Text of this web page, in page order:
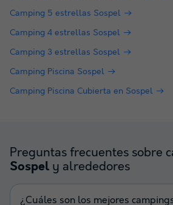
Camping 5 estrellas Sospel
Camping 4 estrellas Sospel
Camping 3 estrellas Sospel
Camping Piscina Sospel
Camping Piscina Cubierta en Sospel
Preguntas frecuentes sobre
Sospel y alrededores
¿Cuáles son los mejores